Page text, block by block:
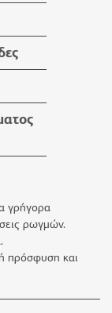
γρήγορα
ρωγμών.
πρόσφυση και